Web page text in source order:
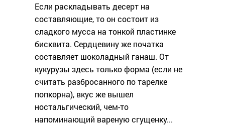
Если раскладывать десерт на
составляющие, то он состоит из
сладкого мусса на тонкой пластинке
бисквита. Сердцевину же початка
составляет шоколадный ганаш. От
кукурузы здесь только форма (если не
считать разбросанного по тарелке
попкорна), вкус же вышел
ностальгический, чем-то
напоминающий вареную сгущенку...